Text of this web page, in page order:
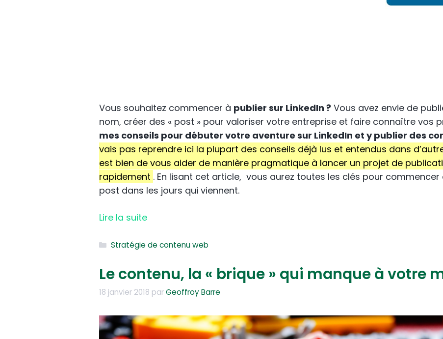
Vous souhaitez commencer à publier sur LinkedIn ? Vous avez envie de
nom, créer des « post » pour valoriser votre entreprise et faire connaître vos
mes conseils pour débuter votre aventure sur LinkedIn et y publier des
vais pas reprendre ici la plupart des conseils déjà lus et entendus dans
est bien de vous aider de manière pragmatique à lancer un projet de
rapidement . En lisant cet article, vous aurez toutes les clés pour
post dans les jours qui viennent.
Lire la suite
Catégories
Stratégie de contenu web
Le contenu, la « brique » qui manque à votre
18 janvier 2018 parGeoffroy Barre